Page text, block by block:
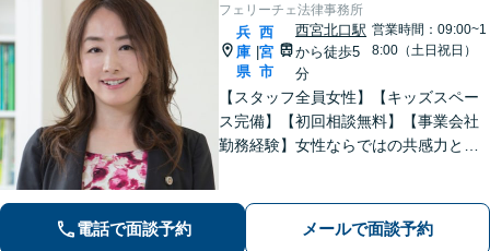
フェリーチェ法律事務所
兵
庫
県
西
宮
市
西宮北口駅
から徒歩5
分
営業時間：09:00~1
8:00（土日祝日）
【スタッフ全員女性】【キッズスペー
ス完備】【初回相談無料】【事業会社
勤務経験】女性ならではの共感力とコ
利を守ります。特に離婚や相続など家
族の事案が得意です。
電話で面談予約 メールで面談予約